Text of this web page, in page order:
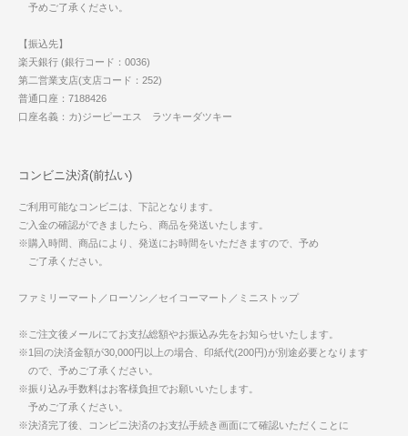
予めご了承ください。
【振込先】
楽天銀行 (銀行コード：0036)
第二営業支店(支店コード：252)
普通口座：7188426
口座名義：カ)ジーピーエス ラツキーダツキー
コンビニ決済(前払い)
ご利用可能なコンビニは、下記となります。
ご入金の確認ができましたら、商品を発送いたします。
※購入時間、商品により、発送にお時間をいただきますので、予め
ご了承ください。
ファミリーマート／ローソン／セイコーマート／ミニストップ
※ご注文後メールにてお支払総額やお振込み先をお知らせいたします。
※1回の決済金額が30,000円以上の場合、印紙代(200円)が別途必要となります
ので、予めご了承ください。
※振り込み手数料はお客様負担でお願いいたします。
予めご了承ください。
※決済完了後、コンビニ決済のお支払手続き画面にて確認いただくことに